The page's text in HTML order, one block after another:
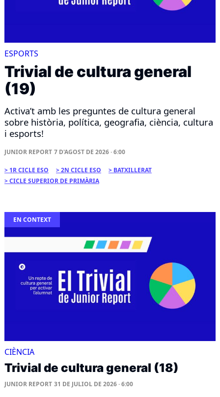
ESPORTS
Trivial de cultura general
(19)
Activa’t amb les preguntes de cultura general
sobre història, política, geografia, ciència, cultura
i esports!
JUNIOR REPORT 7 D'AGOST DE 2026 · 6:00
1R CICLE ESO 2N CICLE ESO
BATXILLERAT
CICLE SUPERIOR DE PRIMÀRIA
EN CONTEXT
CIÈNCIA
Trivial de cultura general (18)
JUNIOR REPORT 31 DE JULIOL DE 2026 · 6:00